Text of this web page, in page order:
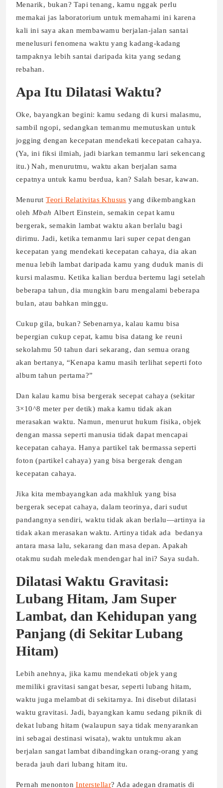
Menarik, bukan? Tapi tenang, kamu nggak perlu
memakai jas laboratorium untuk memahami ini karena
kali ini saya akan membawamu berjalan-jalan santai
menelusuri fenomena waktu yang kadang-kadang
tampaknya lebih santai daripada kita yang sedang
rebahan.
Apa Itu Dilatasi Waktu?
Oke, bayangkan begini: kamu sedang di kursi malasmu,
sambil ngopi, sedangkan temanmu memutuskan untuk
jogging dengan kecepatan mendekati kecepatan cahaya.
(Ya, ini fiksi ilmiah, jadi biarkan temanmu lari sekencang
itu.) Nah, menurutmu, waktu akan berjalan sama
cepatnya untuk kamu berdua, kan? Salah besar, kawan.
MenurutTeori Relativitas Khusus yang dikembangkan
oleh Mbah Albert Einstein, semakin cepat kamu
bergerak, semakin lambat waktu akan berlalu bagi
dirimu. Jadi, ketika temanmu lari super cepat dengan
kecepatan yang mendekati kecepatan cahaya, dia akan
menua lebih lambat daripada kamu yang duduk manis di
kursi malasmu. Ketika kalian berdua bertemu lagi setelah
beberapa tahun, dia mungkin baru mengalami beberapa
bulan, atau bahkan minggu.
Cukup gila, bukan? Sebenarnya, kalau kamu bisa
bepergian cukup cepat, kamu bisa datang ke reuni
sekolahmu 50 tahun dari sekarang, dan semua orang
akan bertanya, “Kenapa kamu masih terlihat seperti foto
album tahun pertama?”
Dan kalau kamu bisa bergerak secepat cahaya (sekitar
3×10^8 meter per detik) maka kamu tidak akan
merasakan waktu. Namun, menurut hukum fisika, objek
dengan massa seperti manusia tidak dapat mencapai
kecepatan cahaya. Hanya partikel tak bermassa seperti
foton (partikel cahaya) yang bisa bergerak dengan
kecepatan cahaya.
Jika kita membayangkan ada makhluk yang bisa
bergerak secepat cahaya, dalam teorinya, dari sudut
pandangnya sendiri, waktu tidak akan berlalu—artinya ia
tidak akan merasakan waktu. Artinya tidak ada bedanya
antara masa lalu, sekarang dan masa depan. Apakah
otakmu sudah meledak mendengar hal ini? Saya sudah.
Dilatasi Waktu Gravitasi:
Lubang Hitam, Jam Super
Lambat, dan Kehidupan yang
Panjang (di Sekitar Lubang
Hitam)
Lebih anehnya, jika kamu mendekati objek yang
memiliki gravitasi sangat besar, seperti lubang hitam,
waktu juga melambat di sekitarnya. Ini disebut dilatasi
waktu gravitasi. Jadi, bayangkan kamu sedang piknik di
dekat lubang hitam (walaupun saya tidak menyarankan
ini sebagai destinasi wisata), waktu untukmu akan
berjalan sangat lambat dibandingkan orang-orang yang
berada jauh dari lubang hitam itu.
Pernah menontonInterstellar? Ada adegan dramatis di